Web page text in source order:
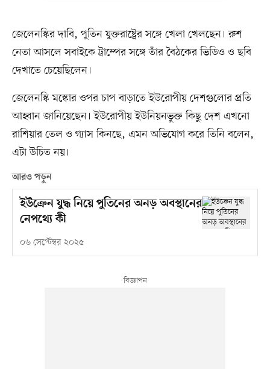
জেলেনস্কির দাবি, পুতিন যুক্তরাষ্ট্রের সঙ্গে খেলা খেলছেন। রুশ
নেতা আসলে সবাইকে ট্রাম্পের সঙ্গে তাঁর বৈঠকের ভিডিও ও ছবি
দেখাতে চেয়েছিলেন।
জেলেনস্কি মস্কোর ওপর চাপ বাড়াতে ইউরোপীয় দেশগুলোর প্রতি
আহ্বান জানিয়েছেন। ইউরোপীয় ইউনিয়নভুক্ত কিছু দেশ এখনো
রাশিয়ার তেল ও গ্যাস কিনছে, এমন অভিযোগ করে তিনি বলেন,
এটা উচিত নয়।
আরও পড়ুন
ইউক্রেন যুদ্ধ নিয়ে পুতিনের অনড় অবস্থানের
নেপথ্যে কী
০৬ সেপ্টেম্বর ২০২৫